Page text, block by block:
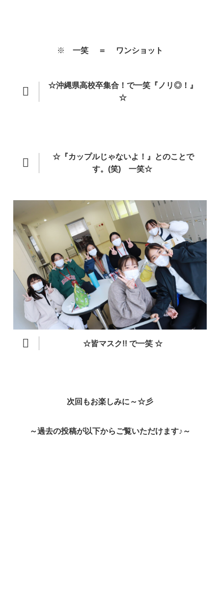
※ 一笑 ＝ ワンショット
☆沖縄県高校卒集合！で一笑『ノリ◎！』
☆
☆『カップルじゃないよ！』とのことで
す。(笑) 一笑☆
☆皆マスク!! で一笑 ☆
次回もお楽しみに～☆彡
～過去の投稿が以下からご覧いただけます♪～